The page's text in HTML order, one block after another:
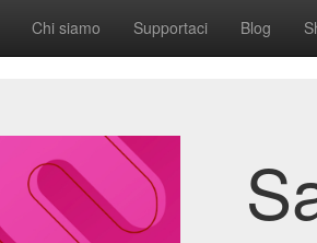
Chi siamo Supportaci Blog